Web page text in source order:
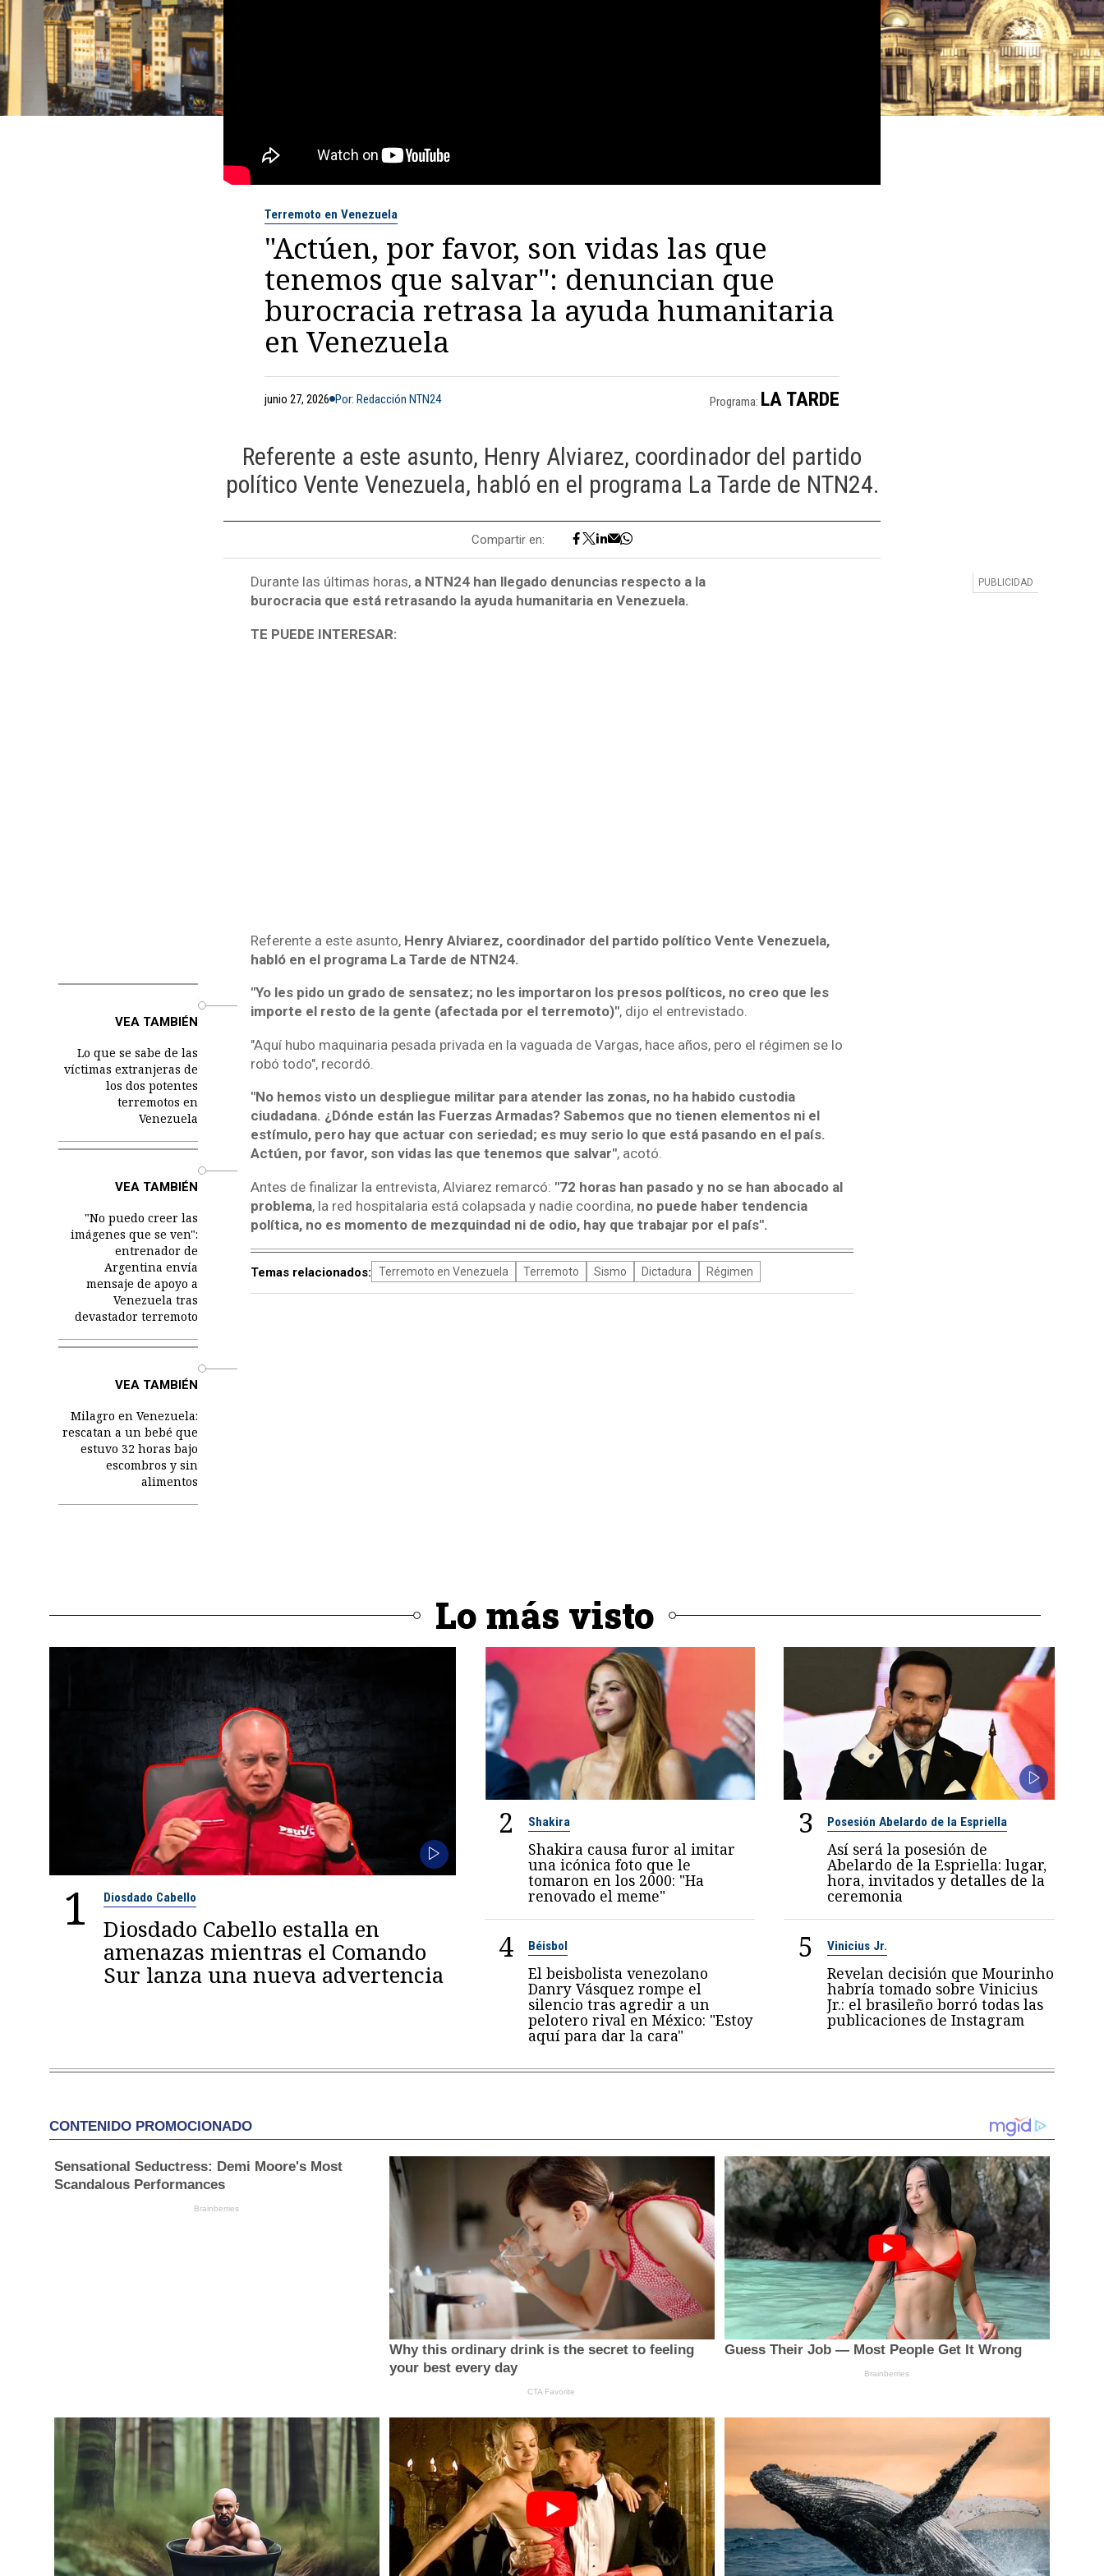
Terremoto en Venezuela
"Actúen, por favor, son vidas las que
tenemos que salvar": denuncian que
burocracia retrasa la ayuda humanitaria
en Venezuela
junio 27, 2026 Por: Redacción NTN24 Programa: LA TARDE
Referente a este asunto, Henry Alviarez, coordinador del partido
político Vente Venezuela, habló en el programa La Tarde de NTN24.
Compartir en:
Durante las últimas horas, a NTN24 han llegado denuncias respecto a la
burocracia que está retrasando la ayuda humanitaria en Venezuela.
TE PUEDE INTERESAR:
Referente a este asunto, Henry Alviarez, coordinador del partido político Vente Venezuela,
habló en el programa La Tarde de NTN24.
VEA TAMBIÉN
Lo que se sabe de las
víctimas extranjeras de
los dos potentes
terremotos en
Venezuela
"Yo les pido un grado de sensatez; no les importaron los presos políticos, no creo que les
importe el resto de la gente (afectada por el terremoto)", dijo el entrevistado.
"Aquí hubo maquinaria pesada privada en la vaguada de Vargas, hace años, pero el régimen se lo
robó todo", recordó.
VEA TAMBIÉN
"No puedo creer las
imágenes que se ven":
entrenador de
Argentina envía
mensaje de apoyo a
Venezuela tras
devastador terremoto
"No hemos visto un despliegue militar para atender las zonas, no ha habido custodia
ciudadana. ¿Dónde están las Fuerzas Armadas? Sabemos que no tienen elementos ni el
estímulo, pero hay que actuar con seriedad; es muy serio lo que está pasando en el país.
Actúen, por favor, son vidas las que tenemos que salvar", acotó.
VEA TAMBIÉN
Milagro en Venezuela:
rescatan a un bebé que
estuvo 32 horas bajo
escombros y sin
alimentos
Antes de finalizar la entrevista, Alviarez remarcó: "72 horas han pasado y no se han abocado al
problema, la red hospitalaria está colapsada y nadie coordina, no puede haber tendencia
política, no es momento de mezquindad ni de odio, hay que trabajar por el país".
Temas relacionados: Terremoto en Venezuela Terremoto Sismo Dictadura Régimen
Lo más visto
1 Diosdado Cabello
Diosdado Cabello estalla en
amenazas mientras el Comando
Sur lanza una nueva advertencia
2 Shakira
Shakira causa furor al imitar
una icónica foto que le
tomaron en los 2000: "Ha
renovado el meme"
3 Posesión Abelardo de la Espriella
Así será la posesión de
Abelardo de la Espriella: lugar,
hora, invitados y detalles de la
ceremonia
4 Béisbol
El beisbolista venezolano
Danry Vásquez rompe el
silencio tras agredir a un
pelotero rival en México: "Estoy
aquí para dar la cara"
5 Vinicius Jr.
Revelan decisión que Mourinho
habría tomado sobre Vinicius
Jr.: el brasileño borró todas las
publicaciones de Instagram